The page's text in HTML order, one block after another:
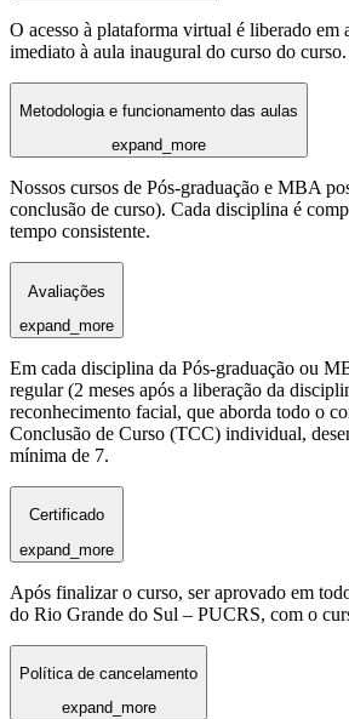
O acesso à plataforma virtual é liberado em
imediato à aula inaugural do curso do curso.
Metodologia e funcionamento das aulas
expand_more
Nossos cursos de Pós-graduação e MBA
conclusão de curso). Cada disciplina é
tempo consistente.
Avaliações
expand_more
Em cada disciplina da Pós-graduação ou
regular (2 meses após a liberação da
reconhecimento facial, que aborda todo o
Conclusão de Curso (TCC) individual,
mínima de 7.
Certificado
expand_more
Após finalizar o curso, ser aprovado em
do Rio Grande do Sul – PUCRS, com o
Política de cancelamento
expand_more